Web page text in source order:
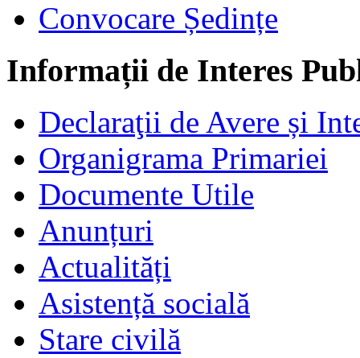
Convocare Ședințe
Informații de Interes
Declaraţii de Avere și
Organigrama Primariei
Documente Utile
Anunțuri
Actualități
Asistență socială
Stare civilă